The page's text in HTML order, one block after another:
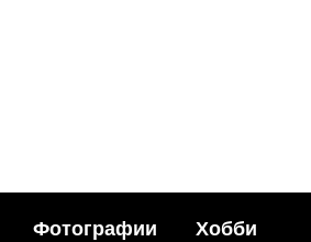
«Azureus
очень
Фотографии Хобби